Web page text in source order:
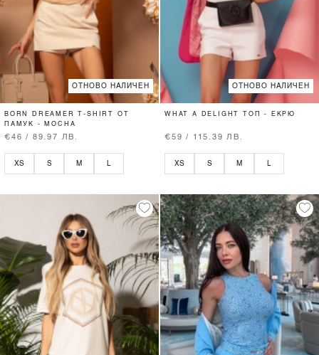
ОТНОВО НАЛИЧЕН
BORN DREAMER T-SHIRT ОТ
ПАМУК - MOCHA
€46 / 89.97 ЛВ.
XS S M
ОТНОВО НАЛИЧЕН
WHAT A DELIGHT ТОП - ЕКРЮ
€59 / 115.39 ЛВ.
XS S M